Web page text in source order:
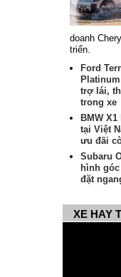
doanh
triển.
Ford
trợ lái,
trong xe
BMW
tại Việt
ưu đãi
Subaru
hình
đặt
XE HAY